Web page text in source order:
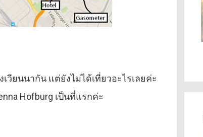
วียนนากัน แต่ยังไม่ได้เที่ยวอะไรเลยค่ะ
Hofburg เป็นที่แรกค่ะ